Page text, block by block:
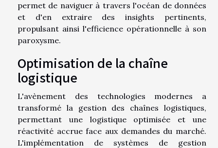
permet de naviguer à travers l'océan de données
et d'en extraire des insights pertinents,
propulsant ainsi l'efficience opérationnelle à son
paroxysme.
Optimisation de la chaîne
logistique
L'avènement des technologies modernes a
transformé la gestion des chaînes logistiques,
permettant une logistique optimisée et une
réactivité accrue face aux demandes du marché.
L'implémentation de systèmes de gestion